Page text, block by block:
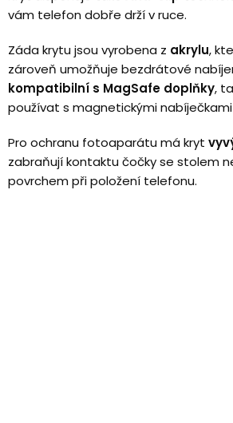
vám telefon dobře drží v ruce.
Záda krytu jsou vyrobena z akrylu,
zároveň umožňuje bezdrátové
kompatibilní s MagSafe doplňky,
používat s magnetickými
Pro ochranu fotoaparátu má kryt
zabraňují kontaktu čočky se stolem
povrchem při položení telefonu.